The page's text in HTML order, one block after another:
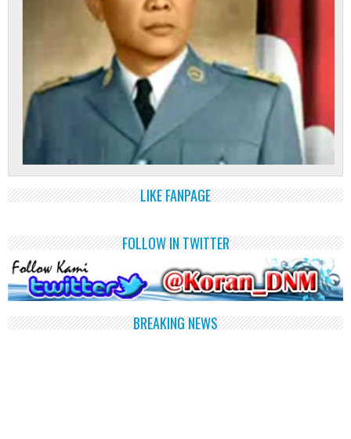
LIKE FANPAGE
FOLLOW IN TWITTER
BREAKING NEWS